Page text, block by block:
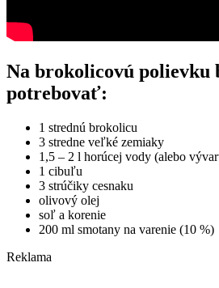
Na brokolicovú polievku
potrebovať:
1 strednú brokolicu
3 stredne veľké zemiaky
1,5 – 2 l horúcej vody (alebo
1 cibuľu
3 strúčiky cesnaku
olivový olej
soľ a korenie
200 ml smotany na varenie (10 %)
Reklama